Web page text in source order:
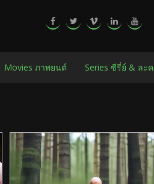
Movies ภาพยนต์ Series ซีรี่ย์ & ละ